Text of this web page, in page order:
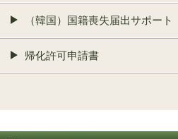
（韓国）国籍喪失届出サポート
帰化許可申請書